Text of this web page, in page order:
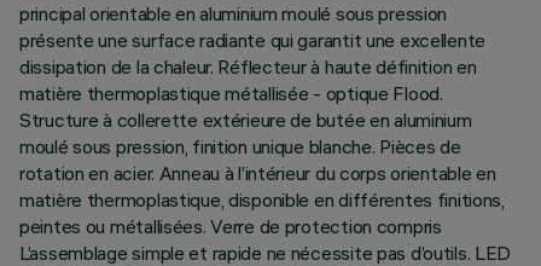
principal orientable en aluminium moulé sous pression
présente une surface radiante qui garantit une excellente
dissipation de la chaleur. Réflecteur à haute définition en
matière thermoplastique métallisée - optique Flood.
Structure à collerette extérieure de butée en aluminium
moulé sous pression, finition unique blanche. Pièces de
rotation en acier. Anneau à l’intérieur du corps orientable en
matière thermoplastique, disponible en différentes finitions,
peintes ou métallisées. Verre de protection compris
L’assemblage simple et rapide ne nécessite pas d’outils. LED